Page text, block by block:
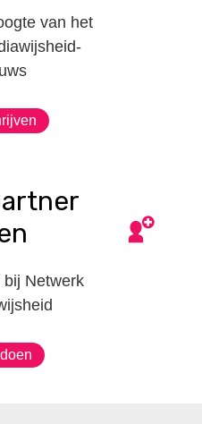
van het
bij Netwerk